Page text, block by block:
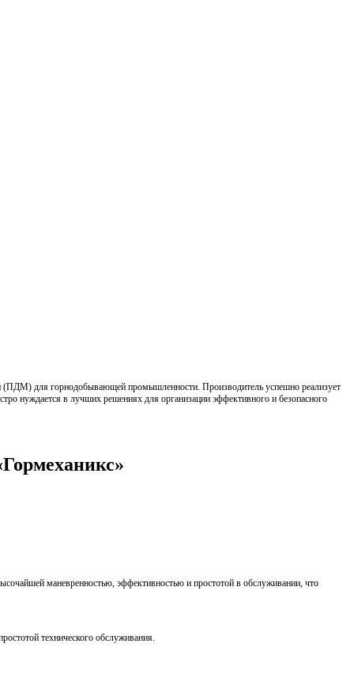
(ПДМ) для горнодобывающей промышленности. Производитель успешно реализует
нуждается в лучших решениях для организации эффективного и безопасного
маневренностью, эффективностью и простотой в обслуживании, что
технического обслуживания.